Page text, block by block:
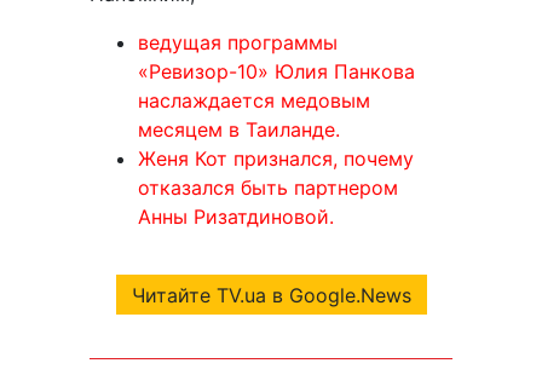
ведущая программы
«Ревизор-10» Юлия Панкова
наслаждается медовым
месяцем в Таиланде.
Женя Кот признался, почему
отказался быть партнером
Анны Ризатдиновой.
Читайте TV.ua в Google.News